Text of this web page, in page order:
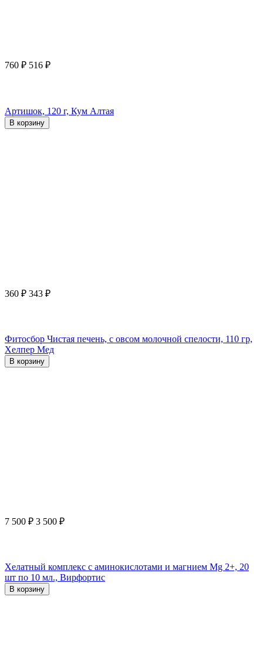
760 ₽ 516 ₽
Артишок, 120 г, Кум Алтая
В корзину
360 ₽ 343 ₽
Фитосбор Чистая печень, с овсом молочной спелости, 110 гр,
Хелпер Мед
В корзину
7 500 ₽ 3 500 ₽
Хелатный комплекс с аминокислотами и магнием Mg 2+, 20
шт по 10 мл., Вирфортис
В корзину